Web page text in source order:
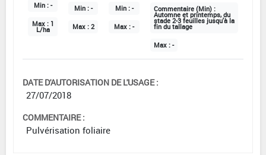
Min : -
Max : 1
L/ha
Min : -
Max : 2
Min : -
Max : -
Commentaire (Min) :
Automne et printemps, du
stade 2-3 feuilles jusqu'à la
fin du tallage
Max : -
DATE D'AUTORISATION DE L'USAGE :
27/07/2018
COMMENTAIRE :
Pulvérisation foliaire